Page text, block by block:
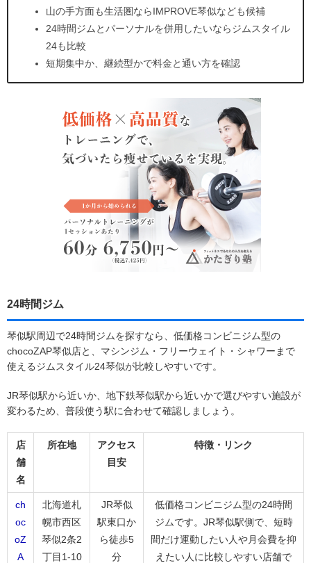
山の手方面も生活圏ならIMPROVE琴似なども候補
24時間ジムとパーソナルを併用したいならジムスタイル
24も比較
短期集中か、継続型かで料金と通い方を確認
24時間ジム
琴似駅周辺で24時間ジムを探すなら、低価格コンビニジム型の
chocoZAP琴似店と、マシンジム・フリーウェイト・シャワーまで
使えるジムスタイル24琴似が比較しやすいです。
JR琴似駅から近いか、地下鉄琴似駅から近いかで選びやすい施設が
変わるため、普段使う駅に合わせて確認しましょう。
店
舗
名
所在地
アクセス
目安
特徴・リンク
ch
oc
oZ
A
北海道札
幌市西区
琴似2条2
丁目1-10
JR琴似
駅東口か
ら徒歩5
分
低価格コンビニジム型の24時間
ジムです。JR琴似駅側で、短時
間だけ運動したい人や月会費を抑
えたい人に比較しやすい店舗で